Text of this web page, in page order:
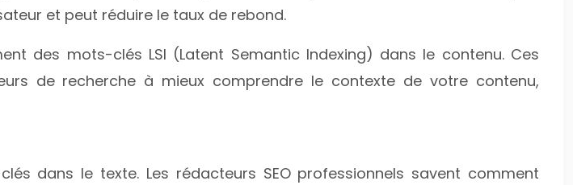
et peut réduire le taux de rebond.
des mots-clés LSI (Latent Semantic Indexing) dans le contenu. Ces
de recherche à mieux comprendre le contexte de votre contenu,
dans le texte. Les rédacteurs SEO professionnels savent comment